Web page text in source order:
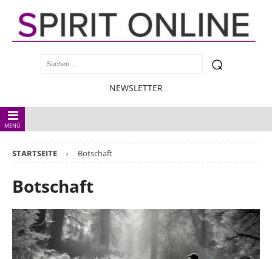
NEWSLETTER
MENÜ
STARTSEITE Botschaft
Botschaft